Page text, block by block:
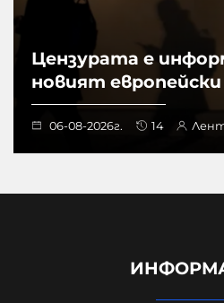
Цензурата е
новият
06-08-2026г. 14